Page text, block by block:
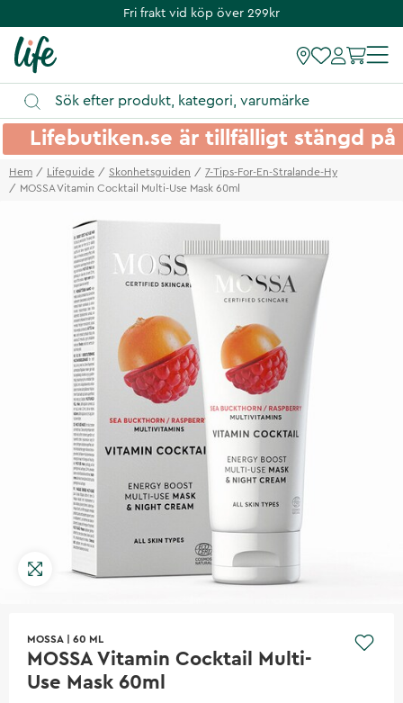
Fri frakt vid köp över 299kr
Lifebutiken.se är tillfälligt stängd
Hem Lifeguide Skonhetsguiden
7-Tips-For-En-Stralande-Hy
MOSSA Vitamin Cocktail Multi-Use Mask 60ml
MOSSA 60 ML
MOSSA Vitamin Cocktail Multi-
Use Mask 60ml